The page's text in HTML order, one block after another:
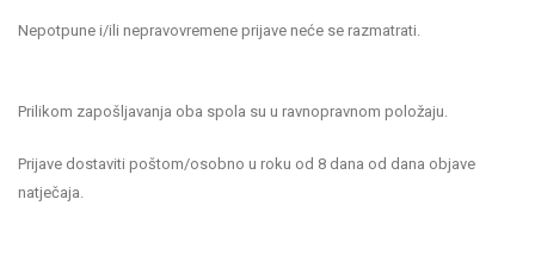
Nepotpune i/ili nepravovremene prijave neće se razmatrati.
Prilikom zapošljavanja oba spola su u ravnopravnom položaju.
Prijave dostaviti poštom/osobno u roku od 8 dana od dana objave
natječaja.